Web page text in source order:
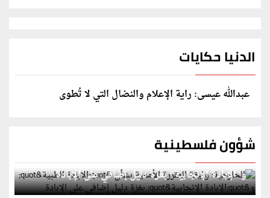
الدنيا حكايات
عبدالله عيسى: راية الإعلام والنضال التي لا تُطوى
شؤون فلسطينية
الخارجية: وثيقة المقررة الأممية بشأن "الإبادة الطبية"
و"الإبادة الإنجابية" بغزة دليل إضافي على الإبادة